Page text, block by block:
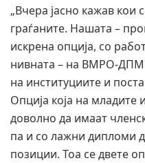
„Вчера јасно кажав кои
граѓаните. Нашата –
искрена опција, со
нивната – на ВМРО-
на институциите и
Опција која на младите
доволно да имаат
па и со лажни дипломи
позиции. Тоа се двете